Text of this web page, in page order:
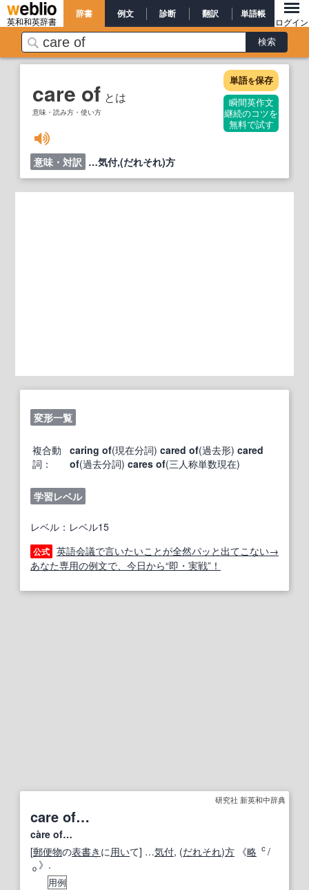
英和和英辞書
辞書 例文 診断 翻訳 単語帳
ログイン
care of とは
意味・読み方・使い方
単語を保存
瞬間英作文
継続のコツを
無料で試す
意味・対訳 …気付,(だれそれ)方
変形一覧
複合動
詞：
caring of(現在分詞) cared of(過去形) cared
of(過去分詞) cares of(三人称単数現在)
学習レベル
レベル：レベル15
公式 英語会議で言いたいことが全然パッと出てこない→
あなた専用の例文で、今日から“即・実戦”！
研究社 新英和中辞典
care of…
càre of…
[郵便物の表書き に 用いて] …気付, (だれそれ)方 《略 ｃ/
ｏ 》.
用例